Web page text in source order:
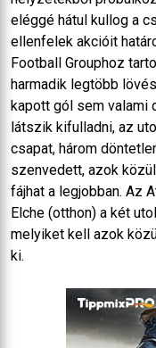
eléggé hátul kullog a
ellenfelek akcióit
Football Grouphoz
harmadik legtöbb
kapott gól sem valami
látszik kifulladni, az
csapat, három
szenvedett, azok
fájhat a legjobban. Az
Elche (otthon) a két
melyiket kell azok
ki.